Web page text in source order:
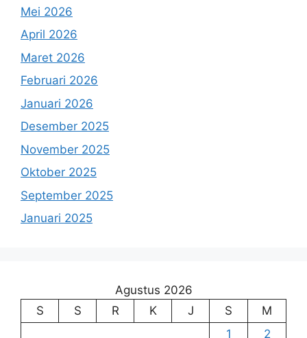
Mei 2026
April 2026
Maret 2026
Februari 2026
Januari 2026
Desember 2025
November 2025
Oktober 2025
September 2025
Januari 2025
Agustus 2026
S
S R K J S
M
1
2